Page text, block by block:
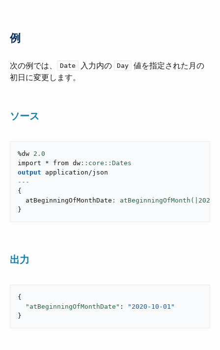
例
次の例では、​ Date ​ 入力内の ​ Day
​ 値を指定された月の
初日に変更します。
ソース
%dw 2.0
import * from dw
output
application/json
---
{
  atBeginningOfMonthDate
: atBeginningOfMonth(| 2020
}
出力
{
"atBeginningOfMonthDate" :
"2020-10-01"
}